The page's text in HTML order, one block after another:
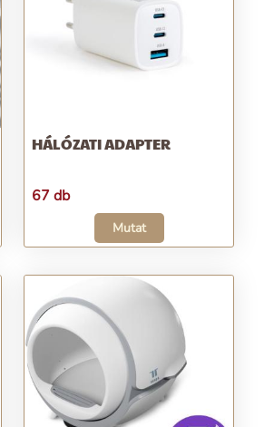
HÁLÓZATI ADAPTER
67 db
Mutat